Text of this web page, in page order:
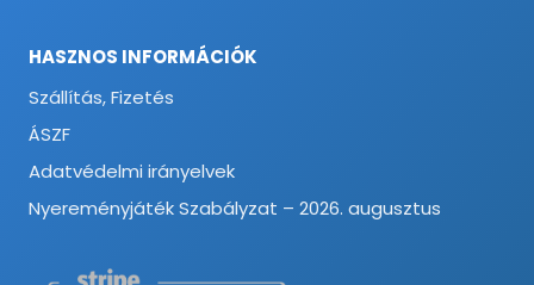
HASZNOS INFORMÁCIÓK
Szállítás, Fizetés
ÁSZF
Adatvédelmi irányelvek
Nyereményjáték Szabályzat – 2026. augusztus